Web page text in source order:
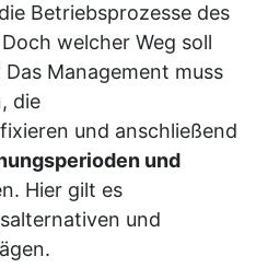
Betriebsprozesse des
welcher Weg soll
Management muss
die
und anschließend
und
Hier gilt es
und